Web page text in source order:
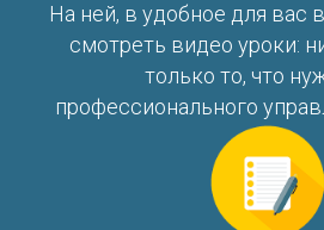
На ней, в удобное для вас
смотреть видео уроки:
только то, что
профессионального